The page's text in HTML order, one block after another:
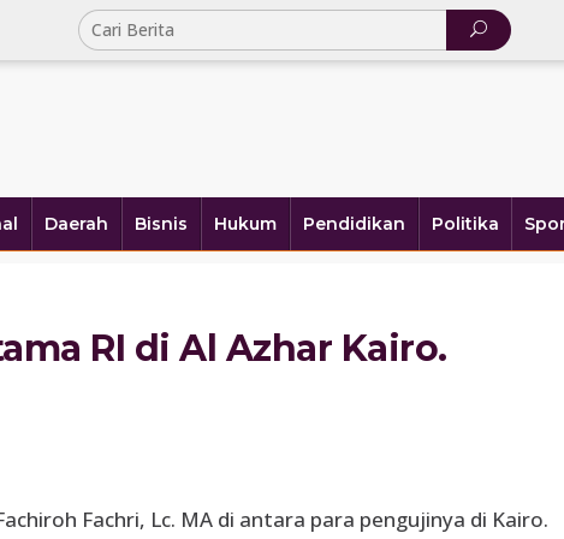
Daerah Bisnis Hukum Pendidikan Politika
RI di Al Azhar Kairo.
Fachri, Lc. MA di antara para pengujinya di Kairo.